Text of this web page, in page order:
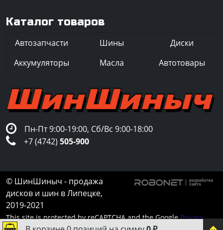
Каталог товаров
Автозапчасти Шины
Диски
Аккумуляторы
Масла Автотовары
Пн-Пт 9:00-19:00, Сб/Вс 9:00-18:00
+7 (4742) 505-900
© ШинШиныч - продажа
дисков и шин в Липецке,
2019-2021
This site is protected by reCAPTCHA and the GooglePrivacy